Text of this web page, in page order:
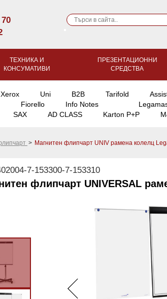
ТЕХНИКА И
КОНСУМАТИВИ
ПРЕЗЕНТАЦИОННИ
СРЕДСТВА
Xerox Uni B2B Tarifold
Fiorello
Info Notes
SAX
AD CLASS Karton P+P
> Магнитен флипчарт UNIV рамена колелц
7-153300-7-153310
флипчарт UNIVERSAL